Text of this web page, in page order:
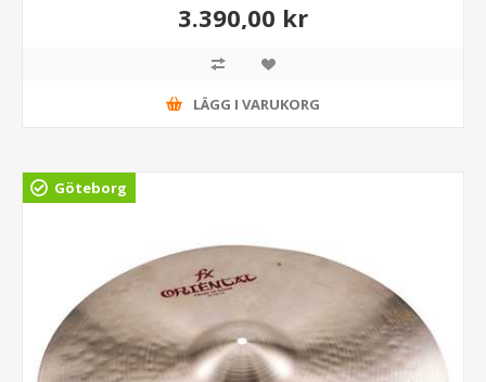
3.390,00 kr
LÄGG I VARUKORG
Göteborg